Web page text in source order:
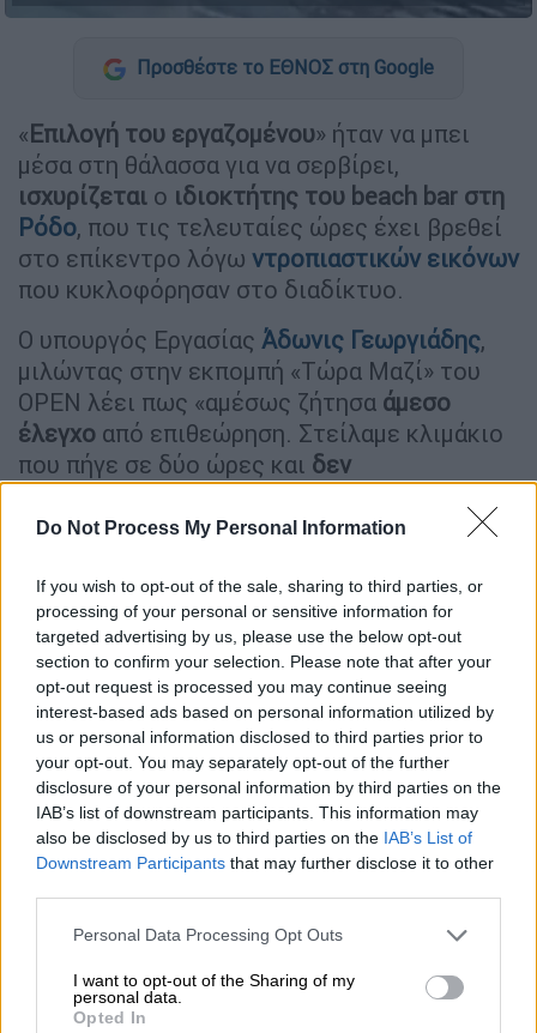
Do Not Process My Personal Information
If you wish to opt-out of the sale, sharing to third parties, or
processing of your personal or sensitive information for
targeted advertising by us, please use the below opt-out
section to confirm your selection. Please note that after your
opt-out request is processed you may continue seeing
interest-based ads based on personal information utilized by
us or personal information disclosed to third parties prior to
your opt-out. You may separately opt-out of the further
disclosure of your personal information by third parties on the
IAB’s list of downstream participants. This information may
also be disclosed by us to third parties on the IAB’s List of
Downstream Participants that may further disclose it to other
Please note that this website/app uses one or more Google
not limited to your visit or usage behaviour. You may click to
grant or deny consent to Google and its third-party tags to
Personal Data Processing Opt Outs
I want to opt-out of the Sharing of my
personal data.
Opted In
Προσθέστε το ΕΘΝΟΣ στη Google
«Επιλογή του εργαζομένου» ήταν να μπει
μέσα στη θάλασσα για να σερβίρει,
ισχυρίζεται ο ιδιοκτήτης του beach bar στη
Ρόδο, που τις τελευταίες ώρες έχει βρεθεί
στο επίκεντρο λόγω ντροπιαστικών εικόνων
που κυκλοφόρησαν στο διαδίκτυο.
Ο υπουργός Εργασίας Άδωνις Γεωργιάδης,
μιλώντας στην εκπομπή «Τώρα Μαζί» του
OPEN λέει πως «αμέσως ζήτησα άμεσο
έλεγχο από επιθεώρηση. Στείλαμε κλιμάκιο
που πήγε σε δύο ώρες και δεν
βλέπετε δεν υπάρχει κείμενη διάταξη που να
Σύμφωνα με τον ίδιο, έχει ήδη συγκληθεί
σύσκεψηστο υπουργείο. «Άλλωστε
ετοιμάζουμε νομοσχέδιο άμεσα και θέλω να
δω πώς μπορούμε να διασφαλίσουμε
αξιοπρεπείς συνθήκες εργασίας. Το
συγκεκριμένο περιστατικό φαίνεται πως
είχε την αίτια του ίδιου του εργαζόμενου».
«Θέλω να είμαι ξεκάθαρος. Θέλω να έχουμε
τουρισμό, όλα υπό τον όρο του πλήρους
σεβασμού των δικαιωμάτων των
εργαζομένων», τόνισε στο τέλος.